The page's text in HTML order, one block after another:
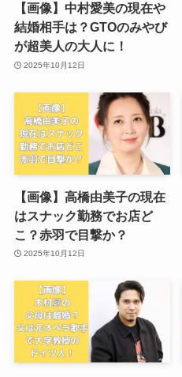
【画像】中村愛美の現在や
結婚相手は？GTOのみやび
が超美人の大人に！
2025年10月12日
【画像】高橋由美子の現在
はスナック勤務でお店ど
こ？赤羽で目撃か？
2025年10月12日